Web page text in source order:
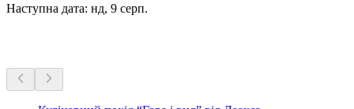
Наступна дата: нд, 9 серп.